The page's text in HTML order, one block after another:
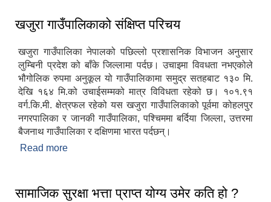
खजुरा गाउँपालिकाको संक्षिप्त परिचय
खजुरा गाउँपालिका नेपालको पछिल्लो प्रशासनिक विभाजन अनुसार
लुम्बिनी प्रदेश को बाँके जिल्लामा पर्दछ। उचाइमा विवधता नभएकोले
भौगोलिक रुपमा अनुकूल यो गाउँपालिकामा समुद्र सतहबाट १३० मि.
देखि १६४ मि.को उचाईसम्मको मात्र विविधता रहेको छ। १०१.९१
वर्ग.कि.मी. क्षेत्रफल रहेको यस खजुरा गाउँपालिकाको पूर्वमा कोहलपुर
नगरपालिका र जानकी गाउँपालिका, पश्चिममा बर्दिया जिल्ला, उत्तरमा
बैजनाथ गाउँपालिका र दक्षिणमा भारत पर्दछन्।
Read more
सामाजिक सुरक्षा भत्ता प्राप्त योग्य उमेर कति हो ?